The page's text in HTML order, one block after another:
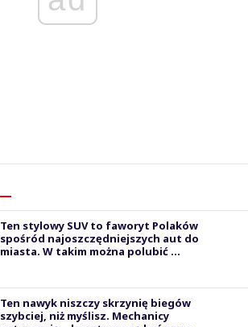
Ten stylowy SUV to faworyt Polaków
spośród najoszczędniejszych aut do
miasta. W takim można polubić ...
Ten nawyk niszczy skrzynię biegów
szybciej, niż myślisz. Mechanicy